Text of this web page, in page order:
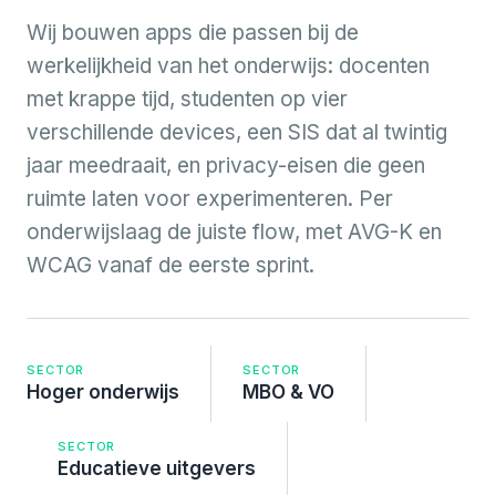
Wij bouwen apps die passen bij de
werkelijkheid van het onderwijs: docenten
met krappe tijd, studenten op vier
verschillende devices, een SIS dat al twintig
jaar meedraait, en privacy-eisen die geen
ruimte laten voor experimenteren. Per
onderwijslaag de juiste flow, met AVG-K en
WCAG vanaf de eerste sprint.
SECTOR
Hoger onderwijs
SECTOR
MBO & VO
SECTOR
Educatieve uitgevers